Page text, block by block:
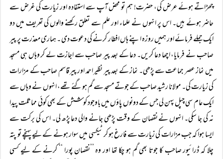
چھڑاتے ہوئے عرض کی، حضرت! ہم تو محض آپ سے استفادہ اور زیارت کی غرض سے
حاضر ہوئے ہیں۔ اس پر انہوں نے علماء اور علم سے تعلق رکھنے والوں کی تعریف میں دو
ایک جملے فرمائے اور ہمیں روزہ اپنے ہاں افطار کرنے کی دعوت دی ۔ ہماری معذرت پر پیر
صاحب نے فرمایا، اچھا دعا کریں۔ دعا کے بعد پیر صاحب سے اجازت لے کر وہاں ہی مسجد
میں نماز عصر جماعت سے پڑھی۔ نماز کے بعد پیر نظیر احمد اور پیر قاسم صاحب کے مزارات
کی زیارت کی۔ مولانا رشید صاحب کے جوتے مسجد سے گم ہوگئے تھے، انہوں نے وہاں سے
ایک عام سی چپل پہن لی جس کے دونوں پاؤں میں باوجود کوشش کے بھی کوئی مماثلت پیدا
نہ کی جا سکی۔ انہوں نے نقصان کے وقت پڑھی جانے والی دعا پڑھ لی۔ اس کی برکت سے
ایسا ہوا کہ جب مزارات کی زیارت سے فارغ ہو کر ٹیکسی میں سوار ہونے کے لیے پہنچے تو پتہ
چلا کہ ڈرائیور صاحب کا جوتا بھی گم ہو چکا تھا اور وہ ’’نقصان پورا ‘‘ کرنے کے لیے کسی